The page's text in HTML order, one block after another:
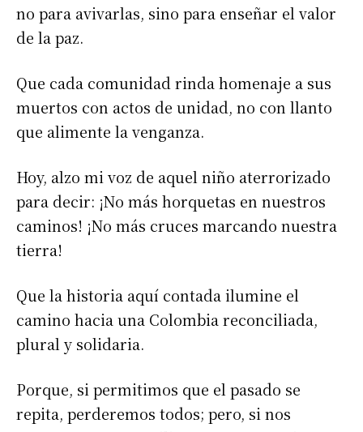
no para avivarlas, sino para enseñar el valor
de la paz.
Que cada comunidad rinda homenaje a sus
muertos con actos de unidad, no con llanto
que alimente la venganza.
Hoy, alzo mi voz de aquel niño aterrorizado
para decir: ¡No más horquetas en nuestros
caminos! ¡No más cruces marcando nuestra
tierra!
Que la historia aquí contada ilumine el
camino hacia una Colombia reconciliada,
plural y solidaria.
Porque, si permitimos que el pasado se
repita, perderemos todos; pero, si nos